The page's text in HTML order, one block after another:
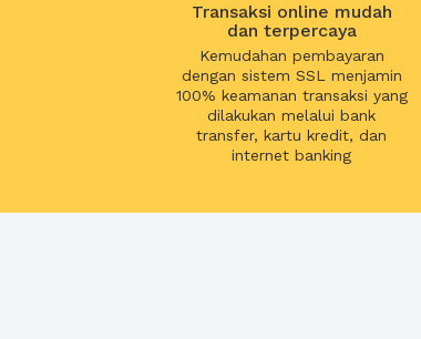
Transaksi online mudah
dan terpercaya
Kemudahan pembayaran
dengan sistem SSL menjamin
100% keamanan transaksi yang
dilakukan melalui bank
transfer, kartu kredit, dan
internet banking